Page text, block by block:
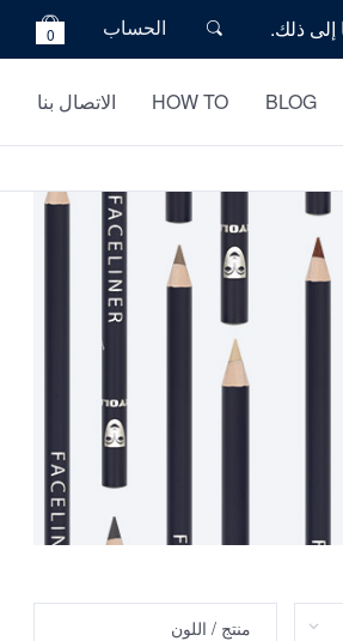
الحساب 0
BLOG
HOW TO الاتصال بنا
منتج / اللون